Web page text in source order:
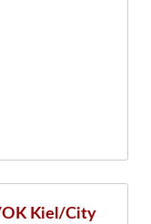
OK Kiel/City